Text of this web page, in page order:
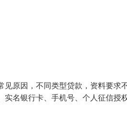
原因，不同类型贷款，资料要求
名银行卡、手机号、个人征信授